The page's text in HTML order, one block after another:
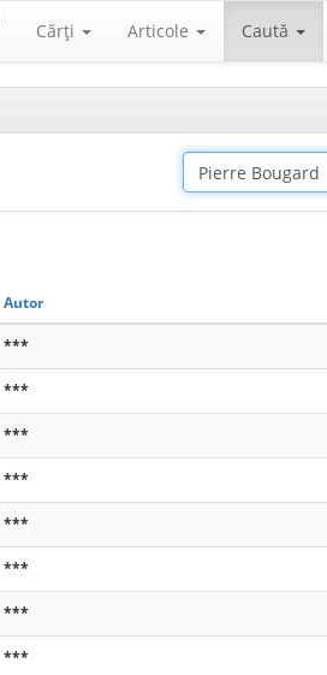
Cărţi Articole Caută
Autor
***
***
***
***
***
***
***
***